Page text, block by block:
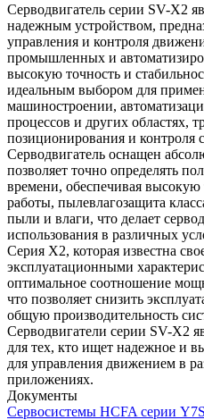
Серводвигатель серии SV-X2
надежным устройством,
управления и контроля
промышленных и
высокую точность и
идеальным выбором для
машиностроении,
процессов и других областях,
позиционирования и контроля
Серводвигатель оснащен
позволяет точно определять
времени, обеспечивая высокую
работы, пылевлагозащита
пыли и влаги, что делает
использования в различных
Серия X2, которая известна
эксплуатационными
оптимальное соотношение
что позволяет снизить
общую производительность
Серводвигатели серии SV-X2
для тех, кто ищет надежное и
для управления движением в
приложениях.
Документы
Сервосистемы HCFA серии